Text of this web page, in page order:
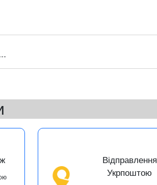
Відправлення
Укрпоштою